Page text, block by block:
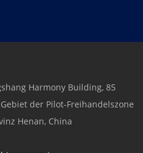
Harmony Building, 85
der Pilot-Freihandelszone
Henan, China